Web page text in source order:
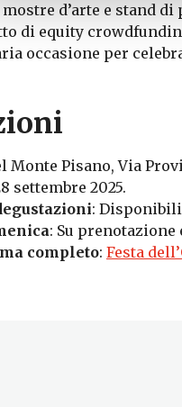
d’arte e stand
di equity
occasione per
Monte Pisano, Via
settembre 2025.
:
: Su prenotazione
completo: Festa